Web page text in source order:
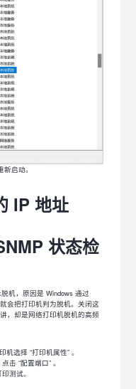
启动。
IP 地址
状态检
机，原因是 Windows 通过
会把打印机判为脱机。关闭这
，却是网络打印机脱机的高频
选择 “打印机属性” 。
击 “配置端口” 。
测试。